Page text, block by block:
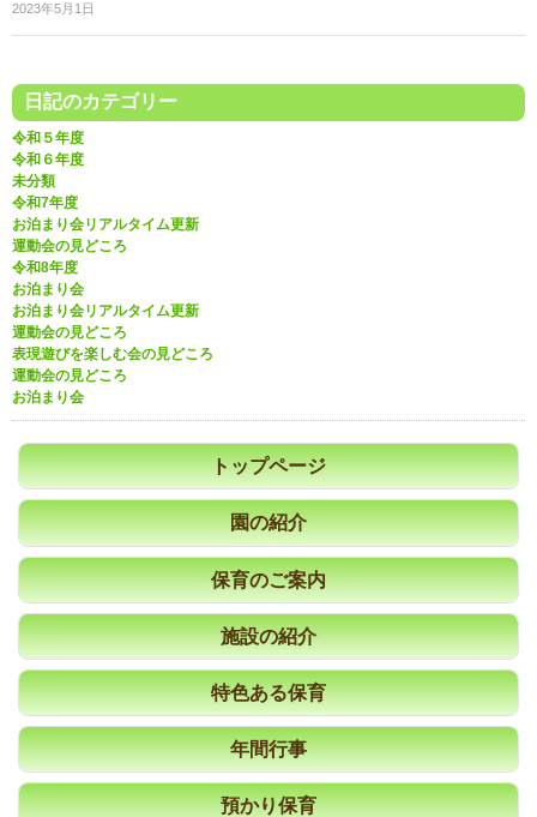
2023年5月1日
日記のカテゴリー
令和５年度
令和６年度
未分類
令和7年度
お泊まり会リアルタイム更新
運動会の見どころ
令和8年度
お泊まり会
お泊まり会リアルタイム更新
運動会の見どころ
表現遊びを楽しむ会の見どころ
運動会の見どころ
お泊まり会
トップページ
園の紹介
保育のご案内
施設の紹介
特色ある保育
年間行事
預かり保育